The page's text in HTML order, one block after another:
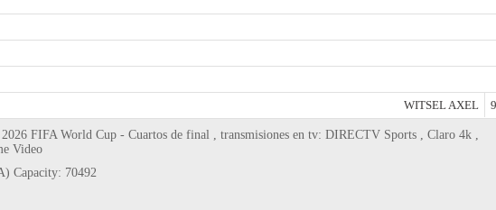
WITSEL AXEL
FIFA World Cup - Cuartos de final , transmisiones en tv: DIRECTV Sports , Claro 4k ,
Video
Capacity: 70492